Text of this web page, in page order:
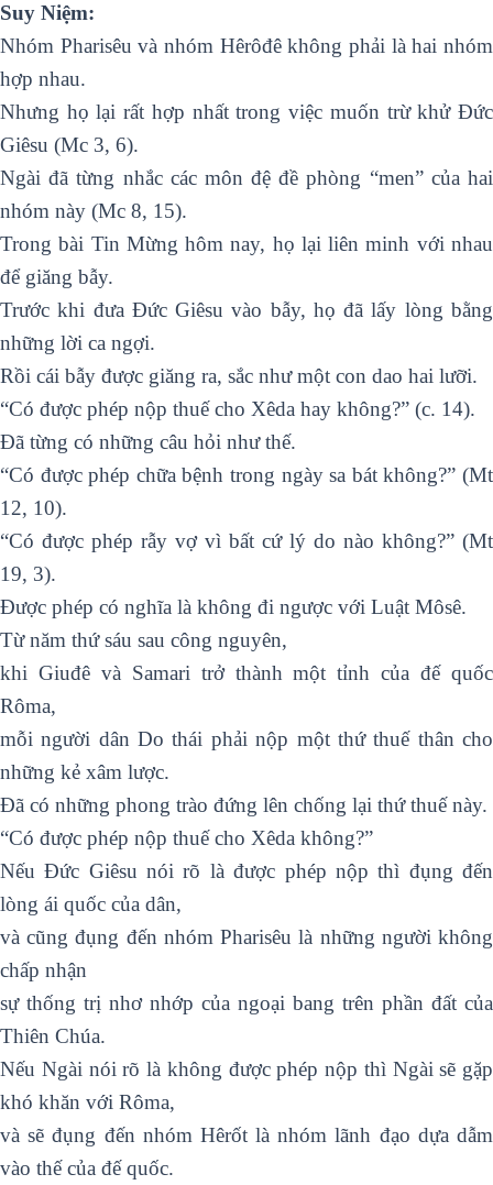
Suy Niệm:
Nhóm Pharisêu và nhóm Hêrôđê không phải là hai nhóm
hợp nhau.
Nhưng họ lại rất hợp nhất trong việc muốn trừ khử Đức
Giêsu (Mc 3, 6).
Ngài đã từng nhắc các môn đệ đề phòng “men” của hai
nhóm này (Mc 8, 15).
Trong bài Tin Mừng hôm nay, họ lại liên minh với nhau
để giăng bẫy.
Trước khi đưa Đức Giêsu vào bẫy, họ đã lấy lòng bằng
những lời ca ngợi.
Rồi cái bẫy được giăng ra, sắc như một con dao hai lưỡi.
“Có được phép nộp thuế cho Xêda hay không?” (c. 14).
Đã từng có những câu hỏi như thế.
“Có được phép chữa bệnh trong ngày sa bát không?” (Mt
12, 10).
“Có được phép rẫy vợ vì bất cứ lý do nào không?” (Mt
19, 3).
Được phép có nghĩa là không đi ngược với Luật Môsê.
Từ năm thứ sáu sau công nguyên,
khi Giuđê và Samari trở thành một tỉnh của đế quốc
Rôma,
mỗi người dân Do thái phải nộp một thứ thuế thân cho
những kẻ xâm lược.
Đã có những phong trào đứng lên chống lại thứ thuế này.
“Có được phép nộp thuế cho Xêda không?”
Nếu Đức Giêsu nói rõ là được phép nộp thì đụng đến
lòng ái quốc của dân,
và cũng đụng đến nhóm Pharisêu là những người không
chấp nhận
sự thống trị nhơ nhớp của ngoại bang trên phần đất của
Thiên Chúa.
Nếu Ngài nói rõ là không được phép nộp thì Ngài sẽ gặp
khó khăn với Rôma,
và sẽ đụng đến nhóm Hêrốt là nhóm lãnh đạo dựa dẫm
vào thế của đế quốc.